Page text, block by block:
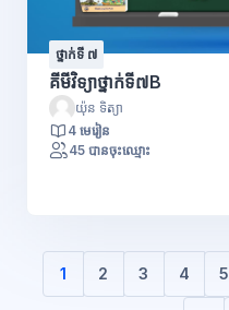
ថ្នាក់ទី ៧
គីមីវិទ្យាថ្នាក់ទី៧B
យ៉ុន ទិត្យា
4 មេរៀន
45 បានចុះឈ្មោះ
1
(បច្ចុប្បន្ន)
2 3 4 5